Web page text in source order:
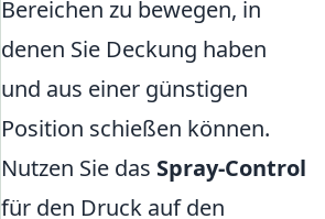
Bereichen zu bewegen, in
denen Sie Deckung haben
und aus einer günstigen
Position schießen können.
Nutzen Sie das Spray-Control
für den Druck auf den